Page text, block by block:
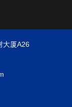
大厦A26